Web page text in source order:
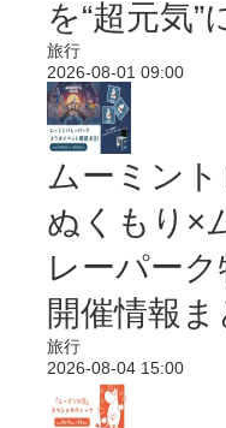
を“超元気”
旅行
2026-08-01 09:00
ムーミン
ぬくもり×
レーパー
開催情報ま
旅行
2026-08-04 15:00